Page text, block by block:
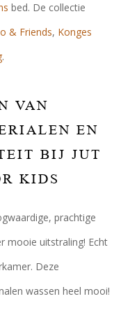
bed. De collectie
& Friends, Konges
.
VAN
EN
BIJ JUT
KIDS
prachtige
mooie uitstraling! Echt
Deze
wassen heel mooi!